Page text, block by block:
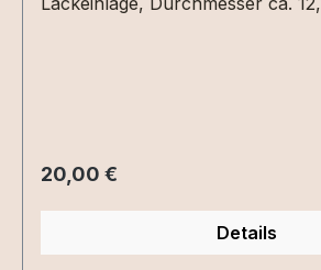
Regulärer Preis:
20,00 €
Details